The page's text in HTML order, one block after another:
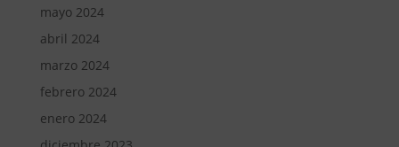
mayo 2024
abril 2024
marzo 2024
febrero 2024
enero 2024